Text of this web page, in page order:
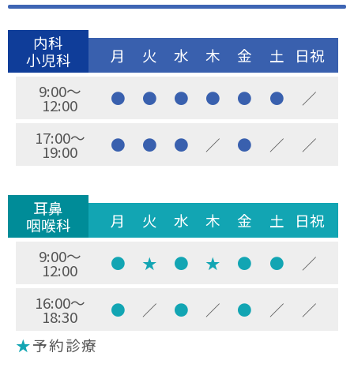
内科
小児科
月 火 水 木 金 土
日祝
9:00～
12:00 ● ● ● ● ● ●
／
17:00～
19:00 ● ● ● ／ ● ／ ／
耳鼻
咽喉科
月 火 水 木 金 土
日祝
9:00～
12:00 ● ★ ● ★ ● ●
／
16:00～
18:30 ● ／ ● ／ ● ／
／
★予約診療